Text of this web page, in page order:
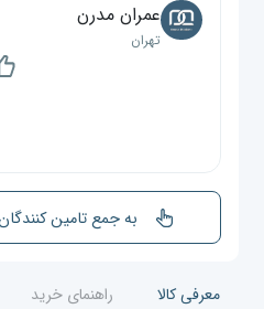
عمران مدرن
تهران
به جمع تامین
معرفی کالا راهنمای خرید